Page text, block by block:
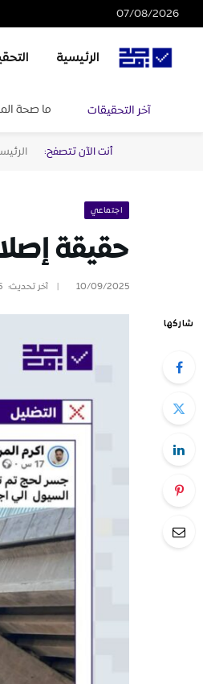
07/08/2026
الرئيسية
آخر التحقيقات ما صحة
أنت الآن تتصفح:
اجتماعي
حقيقة
10/09/2025 آخر تحديث:
شاركها